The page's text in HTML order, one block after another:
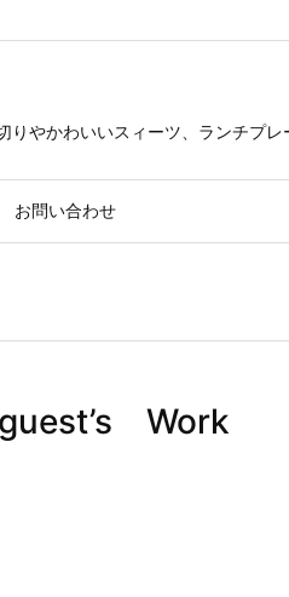
やかわいいスィーツ、ランチプ
お問い合わせ
Work